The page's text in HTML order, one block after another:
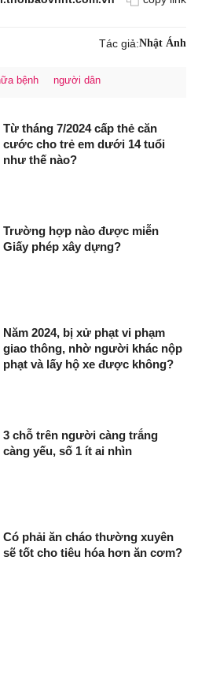
Tác giả:Nhật Ánh
bệnh người dân
Từ tháng 7/2024 cấp thẻ căn
cước cho trẻ em dưới 14 tuổi
như thế nào?
Trường hợp nào được miễn
Giấy phép xây dựng?
Năm 2024, bị xử phạt vi phạm
giao thông, nhờ người khác nộp
phạt và lấy hộ xe được không?
3 chỗ trên người càng trắng
càng yếu, số 1 ít ai nhìn
Có phải ăn cháo thường xuyên
sẽ tốt cho tiêu hóa hơn ăn cơm?